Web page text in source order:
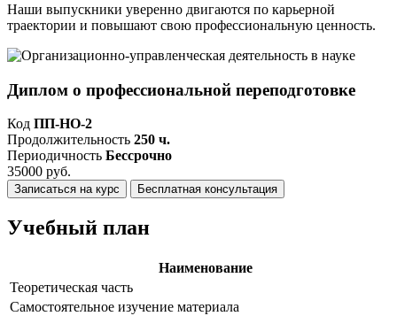
Наши выпускники уверенно двигаются по карьерной
траектории и повышают свою профессиональную ценность.
Диплом о профессиональной переподготовке
Код ПП-НО-2
Продолжительность 250 ч.
Периодичность Бессрочно
35000 руб.
Записаться на курс Бесплатная консультация
Учебный план
Наименование
Теоретическая часть
Самостоятельное изучение материала